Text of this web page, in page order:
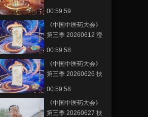
网展 央央好物
00:59:59
《中国中医药大会》
第三季 20260612 澄
00:59:58
《中国中医药大会》
第三季 20260626 扶
00:59:58
《中国中医药大会》
第三季 20260627 扶